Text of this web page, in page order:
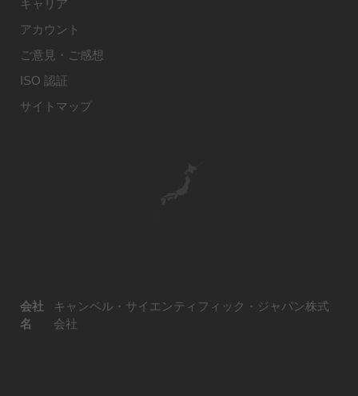
キャリア
アカウント
ご意見・ご感想
ISO 認証
サイトマップ
会社
名
キャンベル・サイエンティフィック・ジャパン株式
会社